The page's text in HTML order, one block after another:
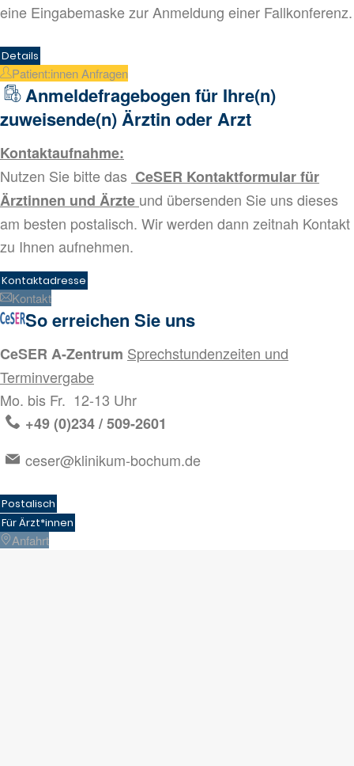
eine Eingabemaske zur Anmeldung einer Fallkonferenz.
Details
Patient:innen Anfragen
Anmeldefragebogen für Ihre(n)
zuweisende(n) Ärztin oder Arzt
Kontaktaufnahme:
Nutzen Sie bitte das CeSER Kontaktformular für
Ärztinnen und Ärzte und übersenden Sie uns dieses
am besten postalisch. Wir werden dann zeitnah Kontakt
zu Ihnen aufnehmen.
Kontaktadresse
Kontakt
So erreichen Sie uns
CeSER A-Zentrum Sprechstundenzeiten und
Terminvergabe
Mo. bis Fr. 12-13 Uhr
+49 (0)234 / 509-2601
ceser@klinikum-bochum.de
Postalisch
Für Ärzt*innen
Anfahrt